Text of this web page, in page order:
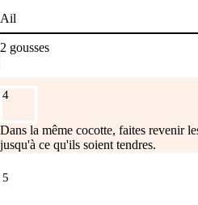
Ail
2 gousses
4
Dans la même cocotte, faites revenir
jusqu'à ce qu'ils soient tendres.
5